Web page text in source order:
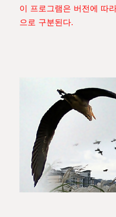
이 프로그램은 버전에 따
으로 구분된다.